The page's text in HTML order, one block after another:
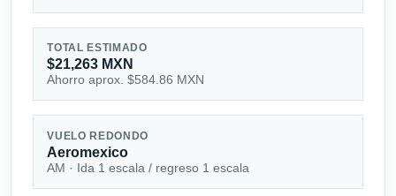
TOTAL ESTIMADO
$21,263 MXN
Ahorro aprox. $584.86 MXN
VUELO REDONDO
Aeromexico
AM · Ida 1 escala / regreso 1 escala